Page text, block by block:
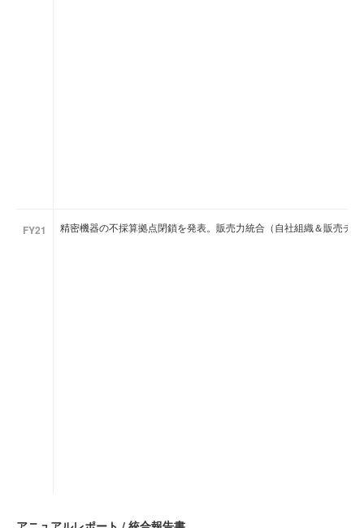
FY21 精密機器の不採算拠点閉鎖を発表。販売力統合（自社組織＆販売チ